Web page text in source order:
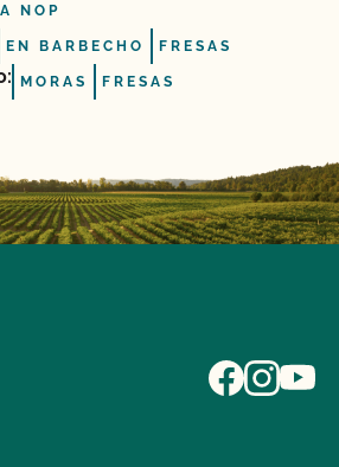
NOP
EN BARBECHO FRESAS
MORAS FRESAS